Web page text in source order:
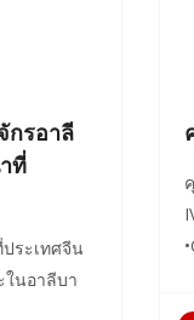
กรอาลี
ที่
ระเทศจีน
นอาลีบา